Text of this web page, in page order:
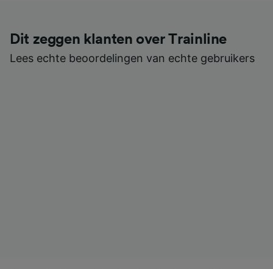
Dit zeggen klanten over Trainline
Lees echte beoordelingen van echte gebruikers